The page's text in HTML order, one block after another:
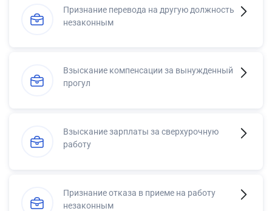
Признание перевода на другую должность
незаконным
Взыскание компенсации за вынужденный
прогул
Взыскание зарплаты за сверхурочную
работу
Признание отказа в приеме на работу
незаконным